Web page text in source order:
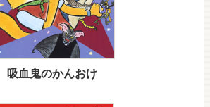
吸血鬼のかんおけ